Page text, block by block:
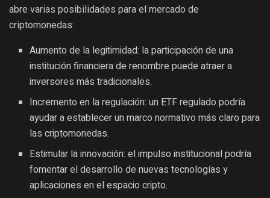
abre varias posibilidades para el mercado de
criptomonedas:
Aumento de la legitimidad: la participación de una
institución financiera de renombre puede atraer a
inversores más tradicionales.
Incremento en la regulación: un ETF regulado podría
ayudar a establecer un marco normativo más claro para
las criptomonedas.
Estimular la innovación: el impulso institucional podría
fomentar el desarrollo de nuevas tecnologías y
aplicaciones en el espacio cripto.